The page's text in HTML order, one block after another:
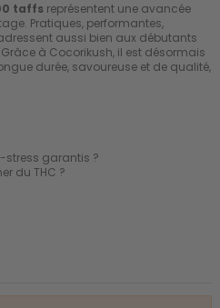
taffs représentent une avancée
Pratiques, performantes,
aussi bien aux débutants
à Cocorikush, il est désormais
durée, savoureuse et de qualité,
stress garantis ?
du THC ?